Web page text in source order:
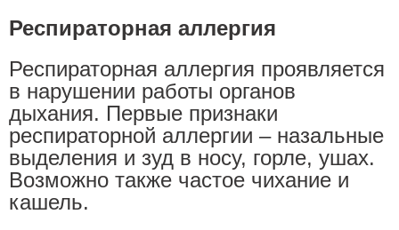
Респираторная аллергия
Респираторная аллергия проявляется
в нарушении работы органов
дыхания. Первые признаки
респираторной аллергии – назальные
выделения и зуд в носу, горле, ушах.
Возможно также частое чихание и
кашель.